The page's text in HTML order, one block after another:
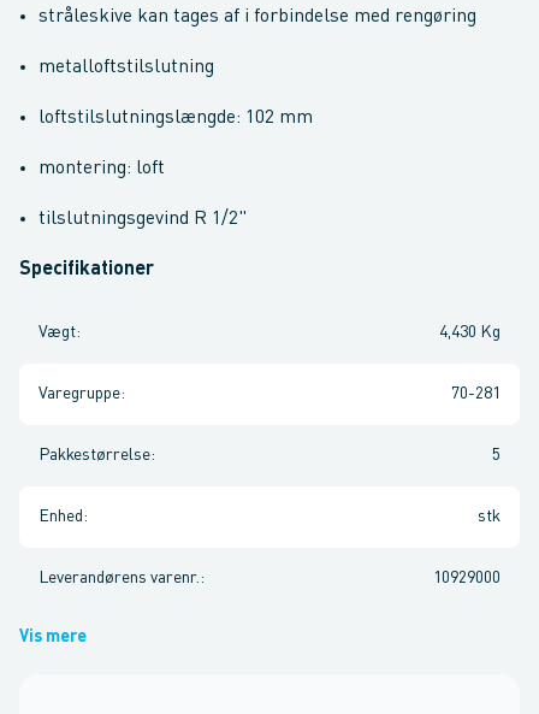
stråleskive kan tages af i forbindelse med rengøring
metalloftstilslutning
loftstilslutningslængde: 102 mm
montering: loft
tilslutningsgevind R 1/2"
Specifikationer
Vægt: 4,430 Kg
Varegruppe: 70-281
Pakkestørrelse: 5
Enhed : stk
Leverandørens varenr. : 10929000
Vis mere